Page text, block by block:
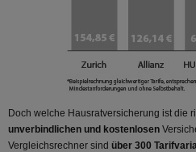
Doch welche Hausratversicherung ist die
unverbindlichen und kostenlosen
Vergleichsrechner sind über 300